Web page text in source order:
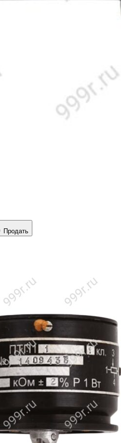
Продать